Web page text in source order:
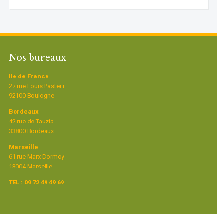
Nos bureaux
Ile de France
27 rue Louis Pasteur
92100 Boulogne
Bordeaux
42 rue de Tauzia
33800 Bordeaux
Marseille
61 rue Marx Dormoy
13004 Marseille
TEL : 09 72 49 49 69